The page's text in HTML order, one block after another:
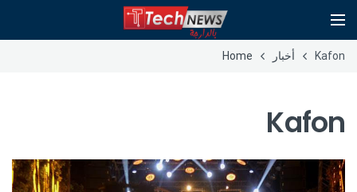
Kafon أخبار Home
Kafon